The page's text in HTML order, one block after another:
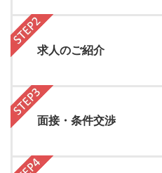
求人のご紹介
面接・条件交渉